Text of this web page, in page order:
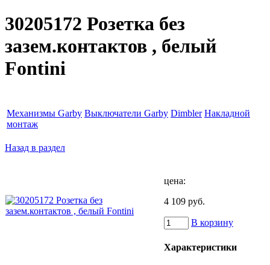
30205172 Розетка без
зазем.контактов , белый
Fontini
Механизмы Garby Выключатели Garby Dimbler Накладной
монтаж
Назад в раздел
цена:
4 109 руб.
В корзину
Характеристики